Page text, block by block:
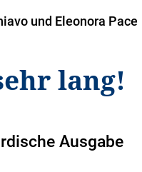
und Eleonora Pace
lang!
Ausgabe